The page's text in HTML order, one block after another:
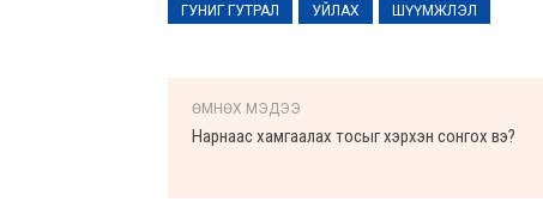
ГУНИГ ГУТРАЛ УЙЛАХ ШҮҮМЖЛЭЛ
ӨМНӨХ МЭДЭЭ
Нарнаас хамгаалах тосыг хэрхэн сонгох вэ?